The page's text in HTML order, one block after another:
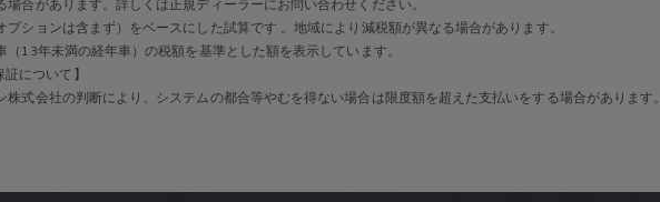
合があります。詳しくは正規ディーラーにお問い合わせください。
ションは含まず）をベースにした試算です 。地域により減税額が異なる場合があります。
13年未満の経年車）の税額を基準とした額を表示しています。
について】
式会社の判断により、システムの都合等やむを得ない場合は限度額を超えた支払いをする場合があります。